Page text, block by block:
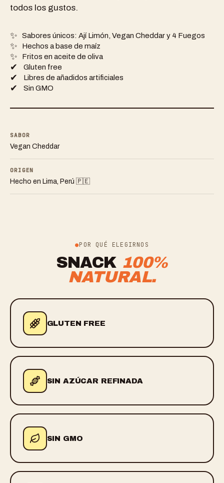
todos los gustos.
✨ Sabores únicos: Ají Limón, Vegan Cheddar y 4 Fuegos
✨ Hechos a base de maíz
✨ Fritos en aceite de oliva
✔ ️ Gluten free
✔ ️ Libres de añadidos artificiales
✔ ️ Sin GMO
SABOR
Vegan Cheddar
ORIGEN
Hecho en Lima, Perú 🇵🇪
POR QUÉ ELEGIRNOS
SNACK 100%
NATURAL.
GLUTEN FREE
SIN AZÚCAR REFINADA
SIN GMO